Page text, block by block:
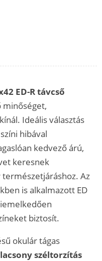
ED-R távcső
Ideális választás
hibával
kedvező árú,
keresnek
természetjáráshoz. Az
is alkalmazott ED
biztosít.
okulár tágas
széltorzítás